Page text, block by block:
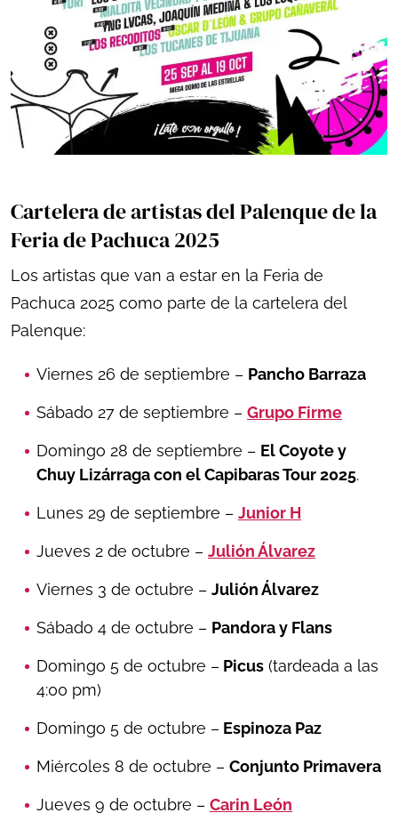
Cartelera de artistas del Palenque de la
Feria de Pachuca 2025
Los artistas que van a estar en la Feria de
Pachuca 2025 como parte de la cartelera del
Palenque:
Viernes 26 de septiembre – Pancho Barraza
Sábado 27 de septiembre – Grupo Firme
Domingo 28 de septiembre – El Coyote y
Chuy Lizárraga con el Capibaras Tour 2025.
Lunes 29 de septiembre – Junior H
Jueves 2 de octubre – Julión Álvarez
Viernes 3 de octubre – Julión Álvarez
Sábado 4 de octubre – Pandora y Flans
Domingo 5 de octubre – Picus (tardeada a las
4:00 pm)
Domingo 5 de octubre – Espinoza Paz
Miércoles 8 de octubre – Conjunto Primavera
Jueves 9 de octubre – Carin León